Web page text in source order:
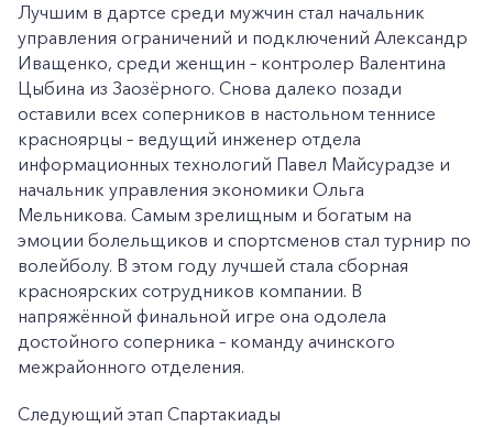
Лучшим в дартсе среди мужчин стал начальник
управления ограничений и подключений Александр
Иващенко, среди женщин – контролер Валентина
Цыбина из Заозёрного. Снова далеко позади
оставили всех соперников в настольном теннисе
красноярцы – ведущий инженер отдела
информационных технологий Павел Майсурадзе и
начальник управления экономики Ольга
Мельникова. Самым зрелищным и богатым на
эмоции болельщиков и спортсменов стал турнир по
волейболу. В этом году лучшей стала сборная
красноярских сотрудников компании. В
напряжённой финальной игре она одолела
достойного соперника – команду ачинского
межрайонного отделения.
Следующий этап Спартакиады